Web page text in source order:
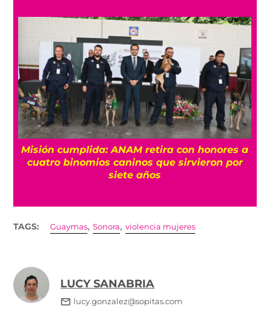
Misión cumplida: ANAM retira con honores a
cuatro binomios caninos que sirvieron por
siete años
TAGS: Guaymas,Sonora,violencia mujeres
LUCY SANABRIA
lucy.gonzalez@sopitas.com